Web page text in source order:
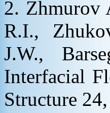
2. Zhmurov
R.I.,
J.W.,
Interfacial
Structure